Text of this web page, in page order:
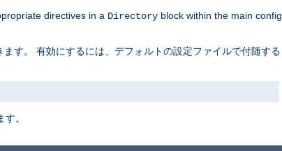
directives in a Directory block within the main config
ます。 有効にするには、デフォルトの設定ファイルで付随する
。